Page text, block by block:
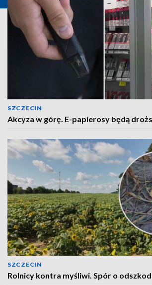
SZCZECIN
Akcyza w górę. E-papierosy będą
SZCZECIN
Rolnicy kontra myśliwi. Spór o